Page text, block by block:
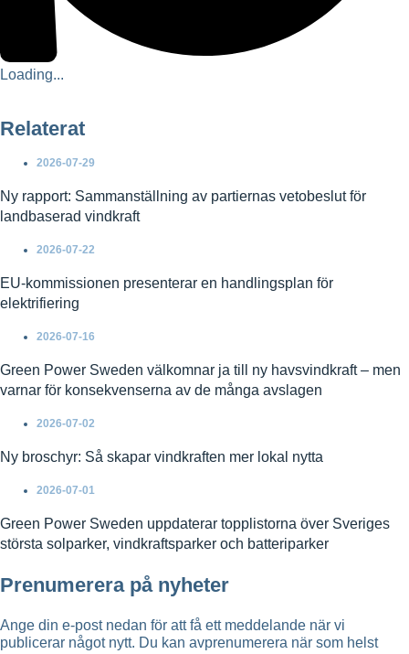
Loading...
Relaterat
2026-07-29
Ny rapport: Sammanställning av partiernas vetobeslut för
landbaserad vindkraft
2026-07-22
EU-kommissionen presenterar en handlingsplan för
elektrifiering
2026-07-16
Green Power Sweden välkomnar ja till ny havsvindkraft – men
varnar för konsekvenserna av de många avslagen
2026-07-02
Ny broschyr: Så skapar vindkraften mer lokal nytta
2026-07-01
Green Power Sweden uppdaterar topplistorna över Sveriges
största solparker, vindkraftsparker och batteriparker
Prenumerera på nyheter
Ange din e-post nedan för att få ett meddelande när vi
publicerar något nytt. Du kan avprenumerera när som helst